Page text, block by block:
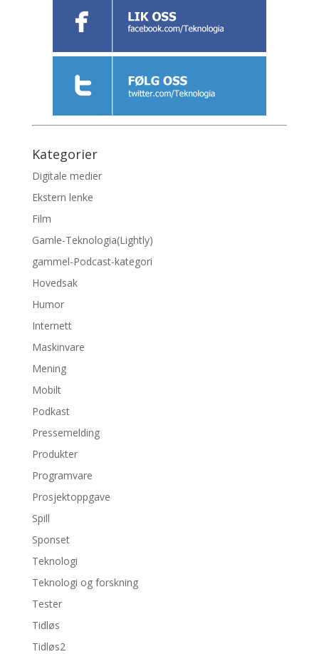
Kategorier
Digitale medier
Ekstern lenke
Film
Gamle-Teknologia(Lightly)
gammel-Podcast-kategori
Hovedsak
Humor
Internett
Maskinvare
Mening
Mobilt
Podkast
Pressemelding
Produkter
Programvare
Prosjektoppgave
Spill
Sponset
Teknologi
Teknologi og forskning
Tester
Tidløs
Tidløs2